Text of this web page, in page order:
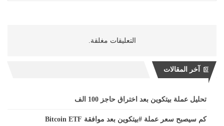
التعليقات مغلقة.
آخر المقالات
تحليل عملة بيتكوين بعد اختراق حاجز 100 الف
كم سيصبح سعر عملة #بيتكوين بعد موافقة Bitcoin ETF